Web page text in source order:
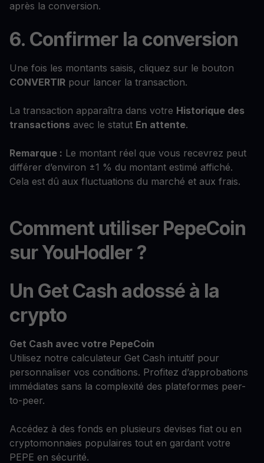
après la conversion.
6. Confirmer la conversion
Une fois les montants saisis, cliquez sur le bouton
CONVERTIR pour lancer la transaction.
La transaction apparaîtra dans votre Historique des
transactions avec le statut En attente.
Remarque : Le montant réel que vous recevrez peut
différer d’environ ±1 % du montant estimé affiché.
Cela est dû aux fluctuations du marché et aux frais.
Comment utiliser PepeCoin
sur YouHodler ?
Un Get Cash adossé à la
crypto
Get Cash avec votre PepeCoin
Utilisez notre calculateur Get Cash intuitif pour
personnaliser vos conditions. Profitez d’approbations
immédiates sans la complexité des plateformes peer-
to-peer.
Accédez à des fonds en plusieurs devises fiat ou en
cryptomonnaies populaires tout en gardant votre
PEPE en sécurité.